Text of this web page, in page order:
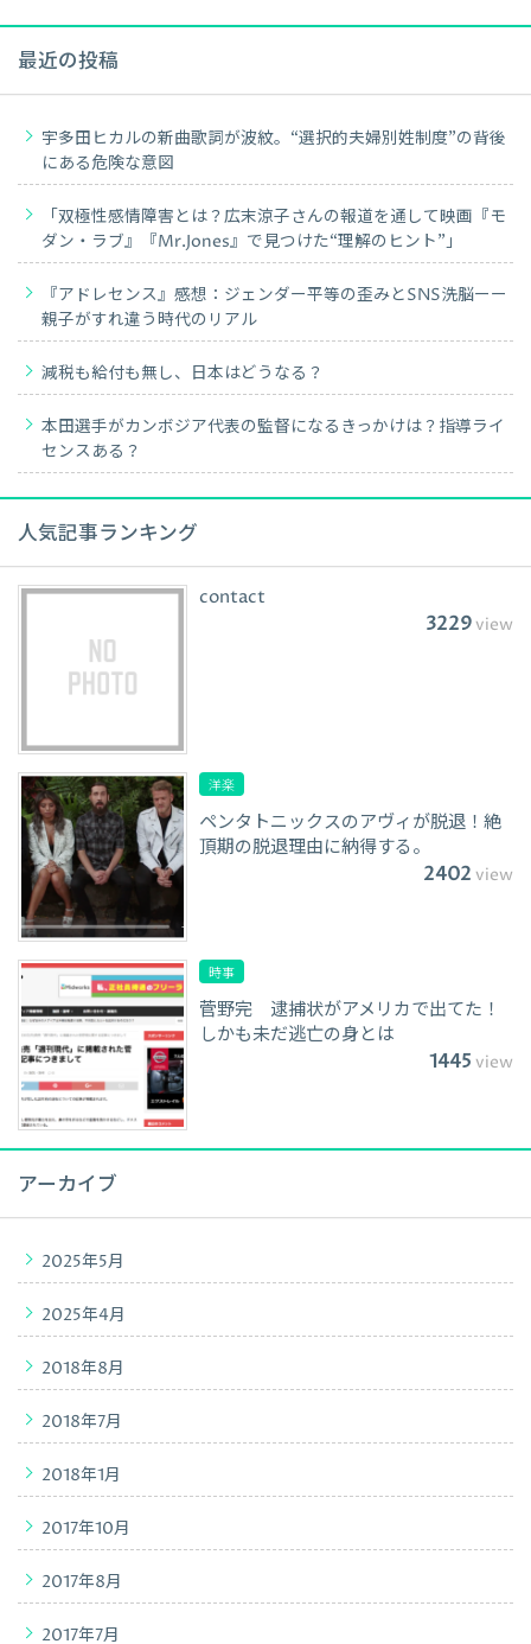
最近の投稿
宇多田ヒカルの新曲歌詞が波紋。“選択的夫婦別姓制度”の背後
にある危険な意図
「双極性感情障害とは？広末涼子さんの報道を通して映画『モ
ダン・ラブ』『Mr.Jones』で見つけた“理解のヒント”」
『アドレセンス』感想：ジェンダー平等の歪みとSNS洗脳ーー
親子がすれ違う時代のリアル
減税も給付も無し、日本はどうなる？
本田選手がカンボジア代表の監督になるきっかけは？指導ライ
センスある？
人気記事ランキング
contact
3229view
洋楽
ペンタトニックスのアヴィが脱退！絶
頂期の脱退理由に納得する。
2402 view
時事
菅野完 逮捕状がアメリカで出てた！
しかも未だ逃亡の身とは
1445 view
アーカイブ
2025年5月
2025年4月
2018年8月
2018年7月
2018年1月
2017年10月
2017年8月
2017年7月